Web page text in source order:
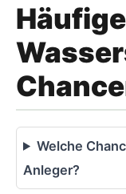
Welche
Anleger?